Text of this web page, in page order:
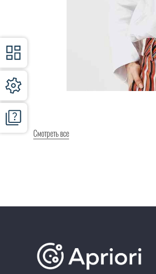
Смотреть все